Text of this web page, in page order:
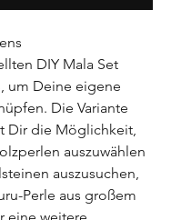
DIY Mala Set
um Deine eigene
Die Variante
Dir die Möglichkeit,
auszuwählen
auszusuchen,
Perle aus großem